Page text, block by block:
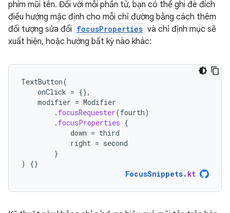
phím mũi tên. Đối với mỗi phần tử, bạn có thể ghi đè đích
điều hướng mặc định cho mỗi chỉ đường bằng cách thêm
đối tượng sửa đổi focusProperties và chỉ định mục sẽ
xuất hiện, hoặc hướng bất kỳ nào khác:
TextButton(
onClick = {},
modifier = Modifier
. focusRequester(fourth)
. focusProperties {
down = third
right = second
}
)
{}
FocusSnippets. kt